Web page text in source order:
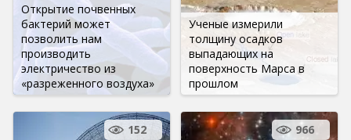
Открытие почвенных
бактерий может
позволить нам
производить
электричество из
«разреженного воздуха»
Ученые измерили
толщину осадков
выпадающих на
поверхность Марса в
прошлом
152 966